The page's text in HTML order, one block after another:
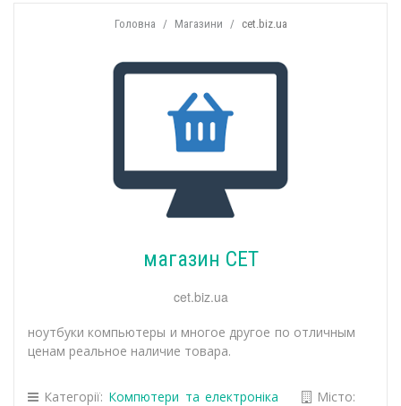
Головна Магазини cet.biz.ua
магазин СЕТ
cet.biz.ua
ноутбуки компьютеры и многое другое по отличным
ценам реальное наличие товара.
Категорії: Компютери та електроніка
Місто: